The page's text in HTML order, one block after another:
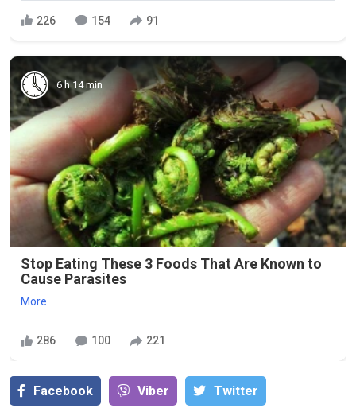
226 154 91
6 h 14 min
Stop Eating These 3 Foods That Are Known to
Cause Parasites
More
286 100 221
Facebook Viber Тwitter